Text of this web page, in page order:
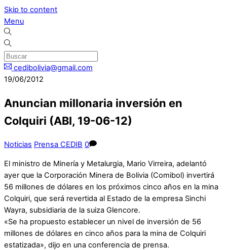
Skip to content
Menu
cedibolivia@gmail.com
19/06/2012
Anuncian millonaria inversión en
Colquiri (ABI, 19-06-12)
Noticias Prensa CEDIB 0
El ministro de Minería y Metalurgia, Mario Virreira, adelantó
ayer que la Corporación Minera de Bolivia (Comibol) invertirá
56 millones de dólares en los próximos cinco años en la mina
Colquiri, que será revertida al Estado de la empresa Sinchi
Wayra, subsidiaria de la suiza Glencore.
«Se ha propuesto establecer un nivel de inversión de 56
millones de dólares en cinco años para la mina de Colquiri
estatizada», dijo en una conferencia de prensa.